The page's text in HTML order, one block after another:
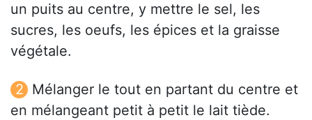
un puits au centre, y mettre le sel, les
sucres, les oeufs, les épices et la graisse
végétale.
Mélanger le tout en partant du centre et
en mélangeant petit à petit le lait tiède.